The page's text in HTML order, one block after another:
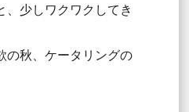
、少しワクワクしてき
の秋、ケータリングの